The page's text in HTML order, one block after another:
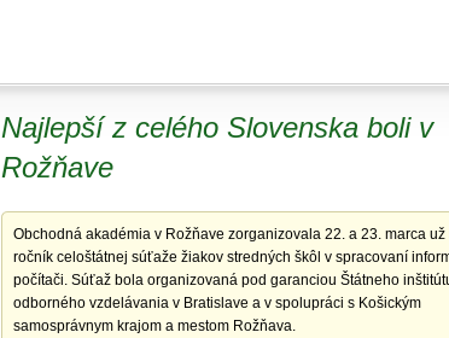
Najlepší z celého Slovenska boli v
Rožňave
Obchodná akadémia v Rožňave zorganizovala 22. a 23. marca už
ročník celoštátnej súťaže žiakov stredných škôl v spracovaní
počítači. Súťaž bola organizovaná pod garanciou Štátneho
odborného vzdelávania v Bratislave a v spolupráci s Košickým
samosprávnym krajom a mestom Rožňava.